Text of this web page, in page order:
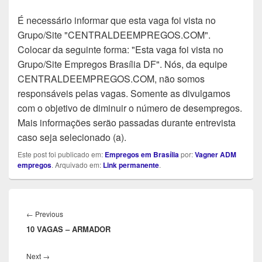
É necessário informar que esta vaga foi vista no
Grupo/Site "CENTRALDEEMPREGOS.COM".
Colocar da seguinte forma: "Esta vaga foi vista no
Grupo/Site Empregos Brasília DF". Nós, da equipe
CENTRALDEEMPREGOS.COM, não somos
responsáveis pelas vagas. Somente as divulgamos
com o objetivo de diminuir o número de desempregos.
Mais informações serão passadas durante entrevista
caso seja selecionado (a).
Este post foi publicado em: Empregos em Brasíliapor:Vagner ADM
empregos. Arquivado em: Link permanente.
de
Post
← PreviousPrevious
post:
10 VAGAS – ARMADOR
Next →